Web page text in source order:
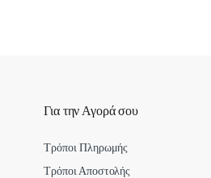
Για την Αγορά σου
Τρόποι Πληρωμής
Τρόποι Αποστολής